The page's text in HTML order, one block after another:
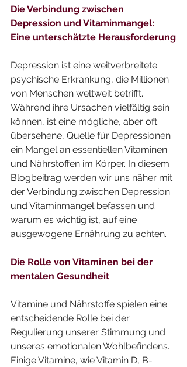
Die Verbindung zwischen
Depression und Vitaminmangel:
Eine unterschätzte Herausforderung
Depression ist eine weitverbreitete
psychische Erkrankung, die Millionen
von Menschen weltweit betrifft.
Während ihre Ursachen vielfältig sein
können, ist eine mögliche, aber oft
übersehene, Quelle für Depressionen
ein Mangel an essentiellen Vitaminen
und Nährstoffen im Körper. In diesem
Blogbeitrag werden wir uns näher mit
der Verbindung zwischen Depression
und Vitaminmangel befassen und
warum es wichtig ist, auf eine
ausgewogene Ernährung zu achten.
Die Rolle von Vitaminen bei der
mentalen Gesundheit
Vitamine und Nährstoffe spielen eine
entscheidende Rolle bei der
Regulierung unserer Stimmung und
unseres emotionalen Wohlbefindens.
Einige Vitamine, wie Vitamin D, B-